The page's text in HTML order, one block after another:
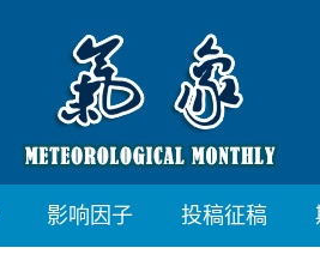
影响因子 投稿征稿